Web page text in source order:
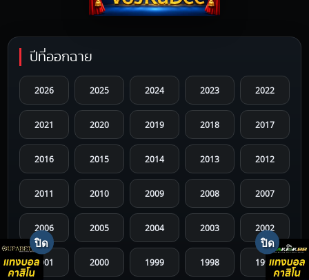
ปีที่ออกฉาย
2026 2025 2024 2023 2022
2021 2020 2019 2018 2017
2016 2015 2014 2013 2012
2011 2010 2009 2008 2007
2006 2005 2004 2003 2002
2001 2000 1999 1998 1997